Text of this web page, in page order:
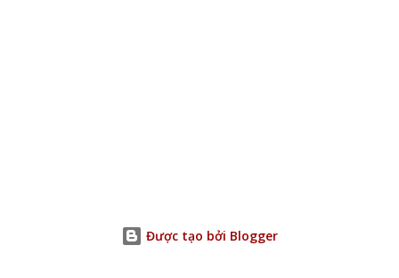
Được tạo bởi Blogger